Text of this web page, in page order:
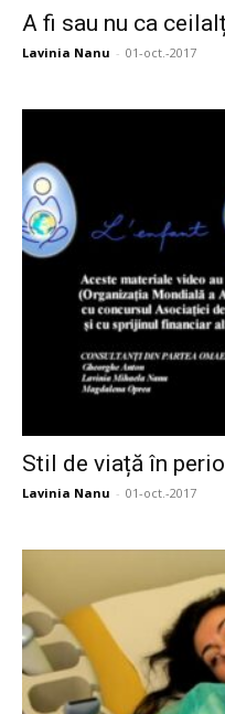
A fi sau nu ca
Lavinia Nanu - 01-oct.-2017
Stil de viață în
Lavinia Nanu - 01-oct.-2017